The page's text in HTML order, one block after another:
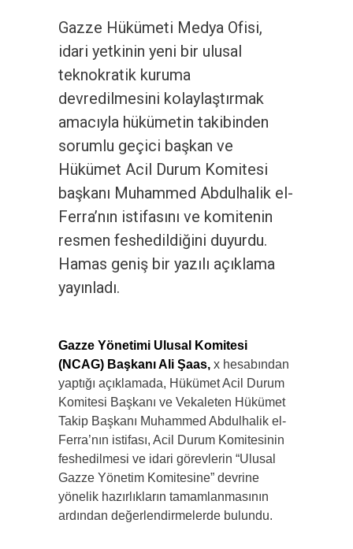
Gazze Hükümeti Medya Ofisi,
idari yetkinin yeni bir ulusal
teknokratik kuruma
devredilmesini kolaylaştırmak
amacıyla hükümetin takibinden
sorumlu geçici başkan ve
Hükümet Acil Durum Komitesi
başkanı Muhammed Abdulhalik el-
Ferra’nın istifasını ve komitenin
resmen feshedildiğini duyurdu.
Hamas geniş bir yazılı açıklama
yayınladı.
Gazze Yönetimi Ulusal Komitesi
(NCAG) Başkanı Ali Şaas, x hesabından
yaptığı açıklamada, Hükümet Acil Durum
Komitesi Başkanı ve Vekaleten Hükümet
Takip Başkanı Muhammed Abdulhalik el-
Ferra’nın istifası, Acil Durum Komitesinin
feshedilmesi ve idari görevlerin “Ulusal
Gazze Yönetim Komitesine” devrine
yönelik hazırlıkların tamamlanmasının
ardından değerlendirmelerde bulundu.